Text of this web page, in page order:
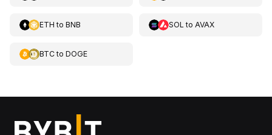
ETH to BNB SOL to AVAX
BTCto DOGE